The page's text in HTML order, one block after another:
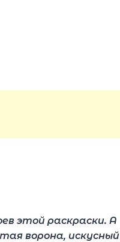
этой раскраски. А
ворона, искусный